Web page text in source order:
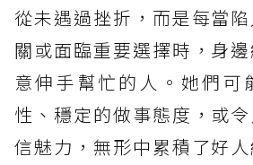
從未遇過挫折，而是每當
關或面臨重要選擇時，身
意伸手幫忙的人。她們可
性、穩定的做事態度，或
信魅力，無形中累積了好